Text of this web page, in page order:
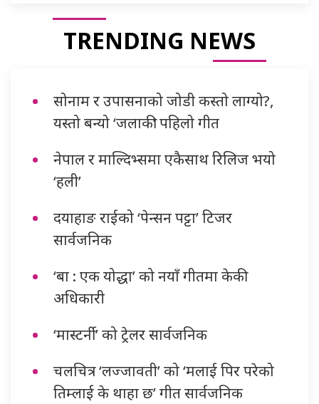
TRENDING NEWS
सोनाम र उपासनाको जोडी कस्तो लाग्यो?,
यस्तो बन्यो ‘जलाकी’ पहिलो गीत
नेपाल र माल्दिभ्समा एकैसाथ रिलिज भयो
‘हली’
दयाहाङ राईको ‘पेन्सन पट्टा’ टिजर
सार्वजनिक
‘बा : एक योद्धा’ को नयाँ गीतमा केकी
अधिकारी
‘मास्टर्नी’ को ट्रेलर सार्वजनिक
चलचित्र ‘लज्जावती’ को ‘मलाई पिर परेको
तिम्लाई के थाहा छ’ गीत सार्वजनिक